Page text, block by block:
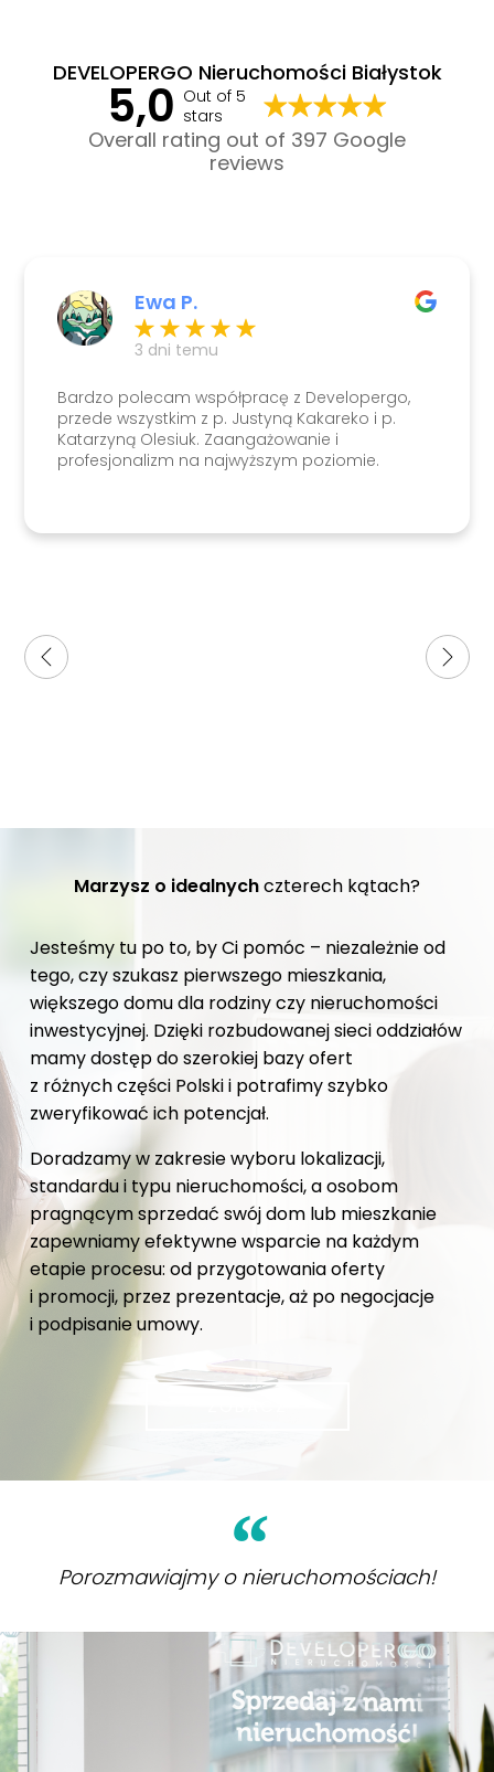
DEVELOPERGO Nieruchomości Białystok
5,0 Out of 5
stars
Overall rating out of 397 Google
reviews
Ewa P.
3 dni temu
Bardzo polecam współpracę z Developergo,
przede wszystkim z p. Justyną Kakareko i p.
Katarzyną Olesiuk. Zaangażowanie i
profesjonalizm na najwyższym poziomie.
Marzysz o idealnychczterech kątach?
Jesteśmy tu po to, by Ci pomóc – niezależnie od
tego, czy szukasz pierwszego mieszkania,
większego domu dla rodziny czy nieruchomości
inwestycyjnej. Dzięki rozbudowanej sieci oddziałów
mamy dostęp do szerokiej bazy ofert
z różnych części Polski i potrafimy szybko
zweryfikować ich potencjał.
Doradzamy w zakresie wyboru lokalizacji,
standardu i typu nieruchomości, a osobom
pragnącym sprzedać swój dom lub mieszkanie
zapewniamy efektywne wsparcie na każdym
etapie procesu: od przygotowania oferty
i promocji, przez prezentacje, aż po negocjacje
i podpisanie umowy.
Porozmawiajmy o nieruchomościach!